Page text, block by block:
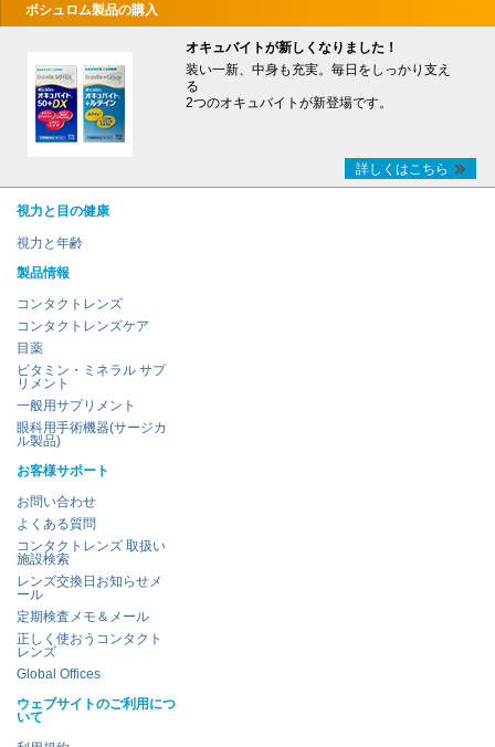
ボシュロム製品の購入
オキュバイトが新しくなりました！
装い一新、中身も充実。毎日をしっかり支え
る
2つのオキュバイトが新登場です。
詳しくはこちら
視力と目の健康
視力と年齢
製品情報
コンタクトレンズ
コンタクトレンズケア
目薬
ビタミン・ミネラル サプ
リメント
一般用サプリメント
眼科用手術機器(サージカ
ル製品)
お客様サポート
お問い合わせ
よくある質問
コンタクトレンズ 取扱い
施設検索
レンズ交換日お知らせメ
ール
定期検査メモ＆メール
正しく使おうコンタクト
レンズ
Global Offices
ウェブサイトのご利用につ
いて